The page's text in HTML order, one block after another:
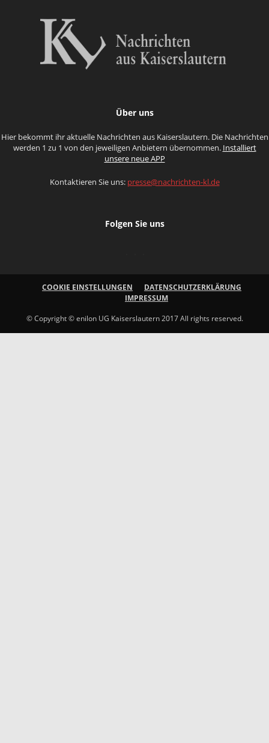
Über uns
Hier bekommt ihr aktuelle Nachrichten aus Kaiserslautern. Die Nachrichten
werden 1 zu 1 von den jeweiligen Anbietern übernommen. Installiert
unsere neue APP
Kontaktieren Sie uns: presse@nachrichten-kl.de
Folgen Sie uns
COOKIE EINSTELLUNGEN
DATENSCHUTZERKLÄRUNG
IMPRESSUM
© Copyright © enilon UG Kaiserslautern 2017 All rights reserved.